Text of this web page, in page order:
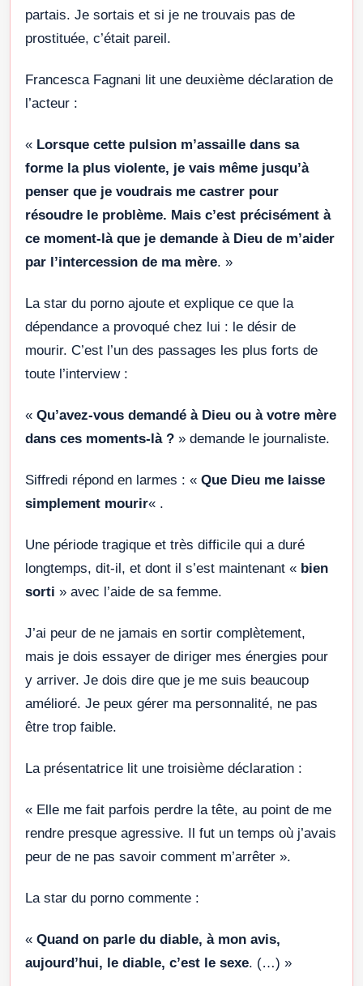
partais. Je sortais et si je ne trouvais pas de
prostituée, c’était pareil.
Francesca Fagnani lit une deuxième déclaration de
l’acteur :
« Lorsque cette pulsion m’assaille dans sa
forme la plus violente, je vais même jusqu’à
penser que je voudrais me castrer pour
résoudre le problème. Mais c’est précisément à
ce moment-là que je demande à Dieu de m’aider
par l’intercession de ma mère. »
La star du porno ajoute et explique ce que la
dépendance a provoqué chez lui : le désir de
mourir. C’est l’un des passages les plus forts de
toute l’interview :
« Qu’avez-vous demandé à Dieu ou à votre mère
dans ces moments-là ? » demande le journaliste.
Siffredi répond en larmes : « Que Dieu me laisse
simplement mourir« .
Une période tragique et très difficile qui a duré
longtemps, dit-il, et dont il s’est maintenant « bien
sorti » avec l’aide de sa femme.
J’ai peur de ne jamais en sortir complètement,
mais je dois essayer de diriger mes énergies pour
y arriver. Je dois dire que je me suis beaucoup
amélioré. Je peux gérer ma personnalité, ne pas
être trop faible.
La présentatrice lit une troisième déclaration :
« Elle me fait parfois perdre la tête, au point de me
rendre presque agressive. Il fut un temps où j’avais
peur de ne pas savoir comment m’arrêter ».
La star du porno commente :
« Quand on parle du diable, à mon avis,
aujourd’hui, le diable, c’est le sexe. (…) »